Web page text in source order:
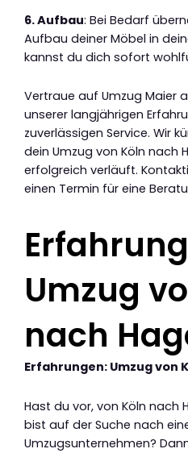
6. Aufbau: Bei Bedarf
Aufbau deiner Möbel in
kannst du dich sofort
Vertraue auf Umzug Maier
unserer langjährigen
zuverlässigen Service. Wir
dein Umzug von Köln nach
erfolgreich verläuft.
einen Termin für eine
Umzug
nach
Erfahrungen: Umzug von
Hast du vor, von Köln nach
bist auf der Suche nach
Umzugsunternehmen?